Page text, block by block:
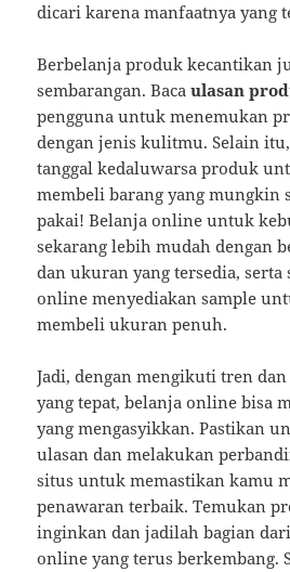
dicari karena manfaatnya yang
Berbelanja produk kecantikan
sembarangan. Bacaulasan
pengguna untuk menemukan
dengan jenis kulitmu. Selain
tanggal kedaluwarsa produk
membeli barang yang mungkin
pakai! Belanja online untuk
sekarang lebih mudah dengan
dan ukuran yang tersedia, serta
online menyediakan sample
membeli ukuran penuh.
Jadi, dengan mengikuti tren
yang tepat, belanja online bisa
yang mengasyikkan. Pastikan
ulasan dan melakukan
situs untuk memastikan kamu
penawaran terbaik. Temukan
inginkan dan jadilah bagian
online yang terus berkembang.